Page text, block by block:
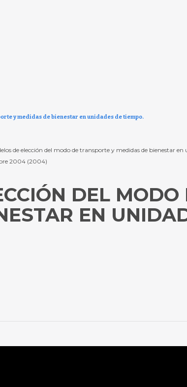
y medidas de bienestar en unidades de tiempo.
de elección del modo de transporte y medidas de bienestar
2004 (2004)
DEL
EN